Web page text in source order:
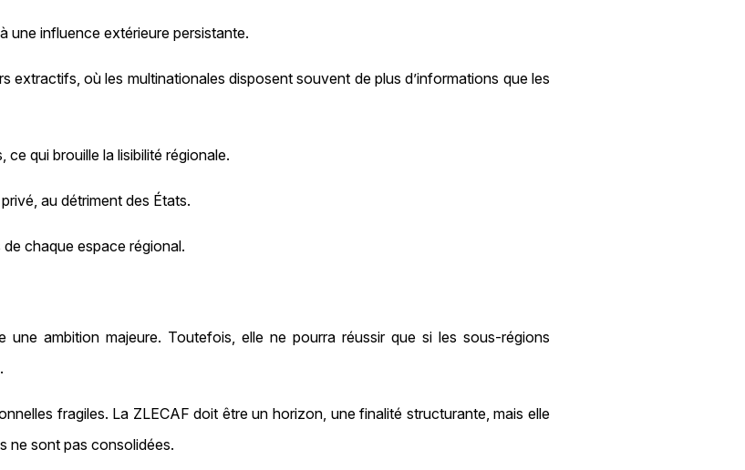
une influence extérieure persistante.
extractifs, où les multinationales disposent souvent de plus d’informations que les
ce qui brouille la lisibilité régionale.
au détriment des États.
chaque espace régional.
ambition majeure. Toutefois, elle ne pourra réussir que si les sous‑régions
fragiles. La ZLECAF doit être un horizon, une finalité structurante, mais elle
ne sont pas consolidées.